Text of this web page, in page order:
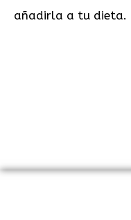
añadirla a tu dieta.